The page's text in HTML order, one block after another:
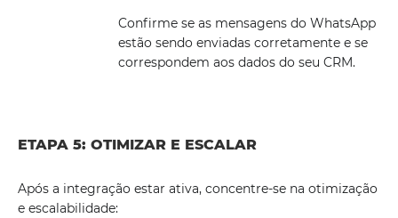
Confirme se as mensagens do WhatsApp
estão sendo enviadas corretamente e se
correspondem aos dados do seu CRM.
ETAPA 5: OTIMIZAR E ESCALAR
Após a integração estar ativa, concentre-se na otimização
e escalabilidade: